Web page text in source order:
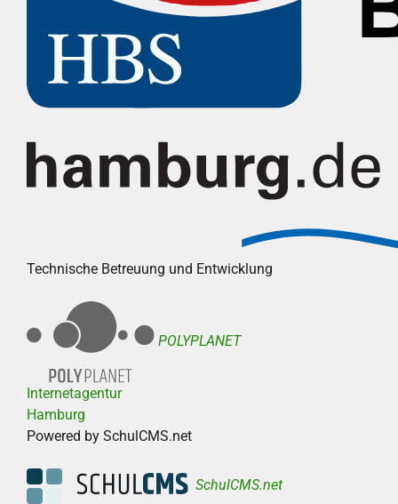
Technische Betreuung und Entwicklung
POLYPLANET
Internetagentur
Hamburg
Powered by SchulCMS.net
SchulCMS.net